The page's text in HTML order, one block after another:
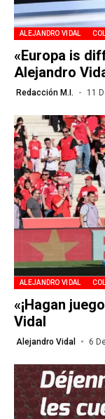
ALEJANDRO VIDAL
«Europa is
Alejandro
Redacción M.I. 11
ALEJANDRO VIDAL
«¡Hagan
Vidal
Alejandro Vidal 6